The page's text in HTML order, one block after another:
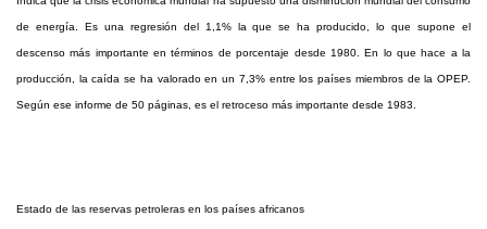
de energía. Es una regresión del 1,1% la que se ha producido, lo que supone el
descenso más importante en términos de porcentaje desde 1980. En lo que hace a la
producción, la caída se ha valorado en un 7,3% entre los países miembros de la OPEP.
Según ese informe de 50 páginas, es el retroceso más importante desde 1983.
Estado de las reservas petroleras en los países africanos